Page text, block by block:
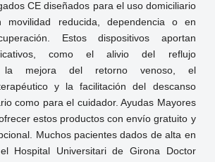
CE diseñados para el uso domiciliario
movilidad reducida, dependencia o en
Estos dispositivos aportan
como el alivio del reflujo
la mejora del retorno venoso, el
y la facilitación del descanso
como para el cuidador. Ayudas Mayores
estos productos con envío gratuito y
Muchos pacientes dados de alta en
Hospital Universitari de Girona Doctor